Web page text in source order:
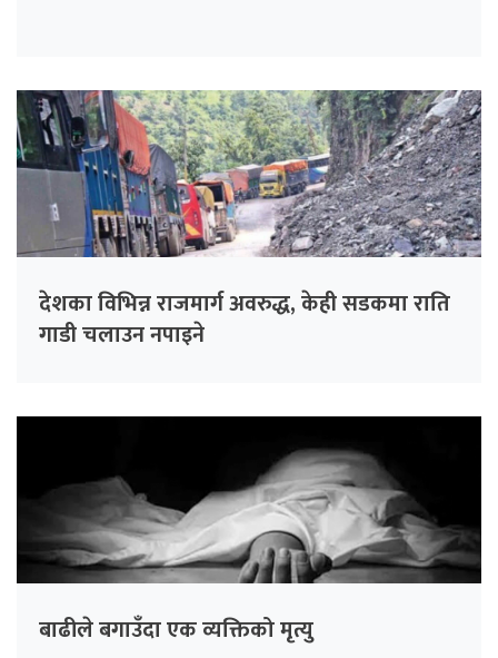
देशका विभिन्न राजमार्ग अवरुद्ध, केही सडकमा राति
गाडी चलाउन नपाइने
बाढीले बगाउँदा एक व्यक्तिको मृत्यु